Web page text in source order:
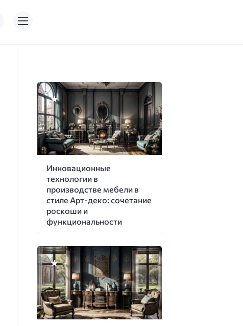
Инновационные
технологии в
производстве мебели в
стиле Арт-деко: сочетание
роскоши и
функциональности